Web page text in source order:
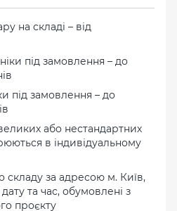
на складі – від
під замовлення – до
під замовлення – до
або нестандартних
в індивідуальному
складу за адресою м. Київ,
та час, обумовлені з
проєкту